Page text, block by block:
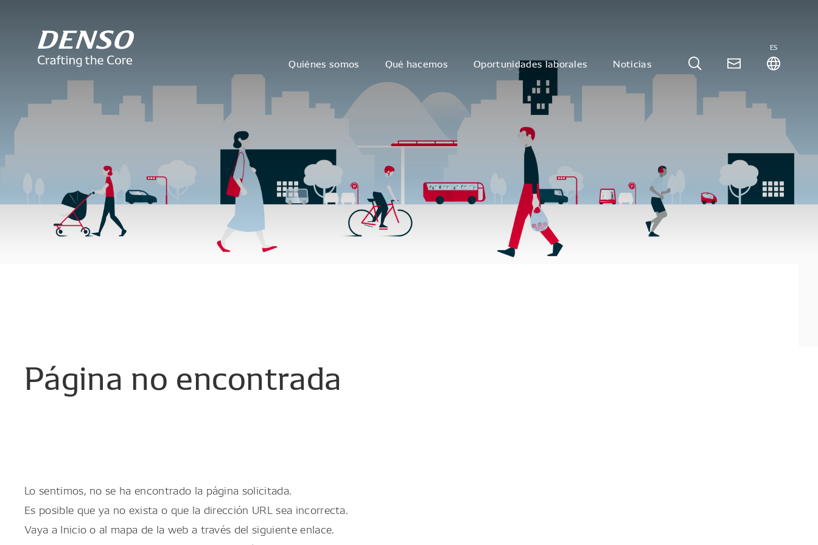
Quiénes somos Qué hacemos Oportunidades laborales Noticias
ES
Página no encontrada
Lo sentimos, no se ha encontrado la página solicitada.
Es posible que ya no exista o que la dirección URL sea incorrecta.
Vaya a Inicio o al mapa de la web a través del siguiente enlace.